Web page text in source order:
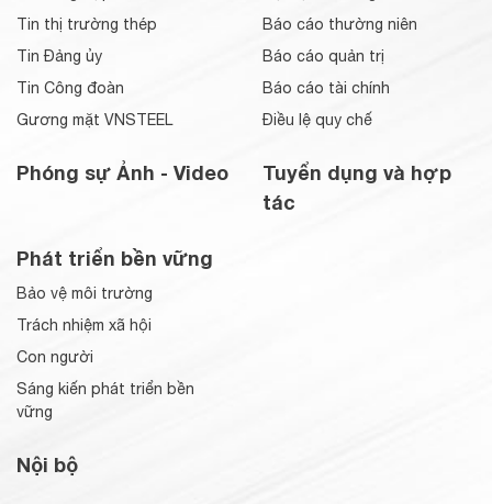
Tin thị trường thép
Tin Đảng ủy
Tin Công đoàn
Gương mặt VNSTEEL
Phóng sự Ảnh - Video
Báo cáo thường niên
Báo cáo quản trị
Báo cáo tài chính
Điều lệ quy chế
Tuyển dụng và hợp
tác
Phát triển bền vững
Bảo vệ môi trường
Trách nhiệm xã hội
Con người
Sáng kiến phát triển bền
vững
Nội bộ